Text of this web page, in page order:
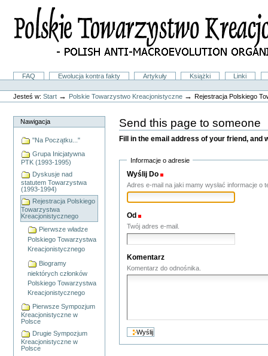
skróty
nawigacji
FAQ Ewolucja kontra fakty Artykuły Książki
Linki
Narzędzia
osobiste
Jesteś w: Start → Polskie Towarzystwo Kreacjonistyczne →Rejestracja Polskiego
Nawigacja
"Na Początku..."
Grupa Inicjatywna
PTK (1993-1995)
Dyskusje nad
statutem Towarzystwa
(1993-1994)
Rejestracja Polskiego
Towarzystwa
Kreacjonistycznego
Pierwsze władze
Polskiego Towarzystwa
Kreacjonistycznego
Biogramy
niektórych członków
Polskiego Towarzystwa
Kreacjonistycznego
Pierwsze Sympozjum
Kreacjonistyczne w
Polsce
Drugie Sympozjum
Kreacjonistyczne w
Polsce
Send this page to someone
Fill in the email address of your friend, and
Informacje o adresie
Wyślij Do
Adres e-mail na jaki mamy wysłać informacje o
Od
Twój adres e-mail.
Komentarz
Komentarz do odnośnika.